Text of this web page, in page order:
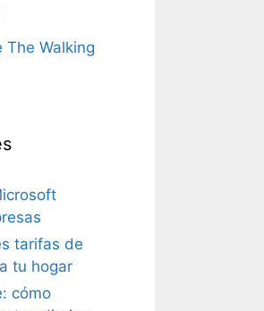
The Walking
tarifas de
tu hogar
cómo